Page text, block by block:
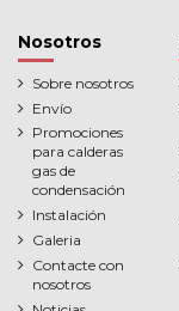
Nosotros
Sobre nosotros
Envío
Promociones
para calderas
gas de
condensación
Instalación
Galeria
Contacte con
nosotros